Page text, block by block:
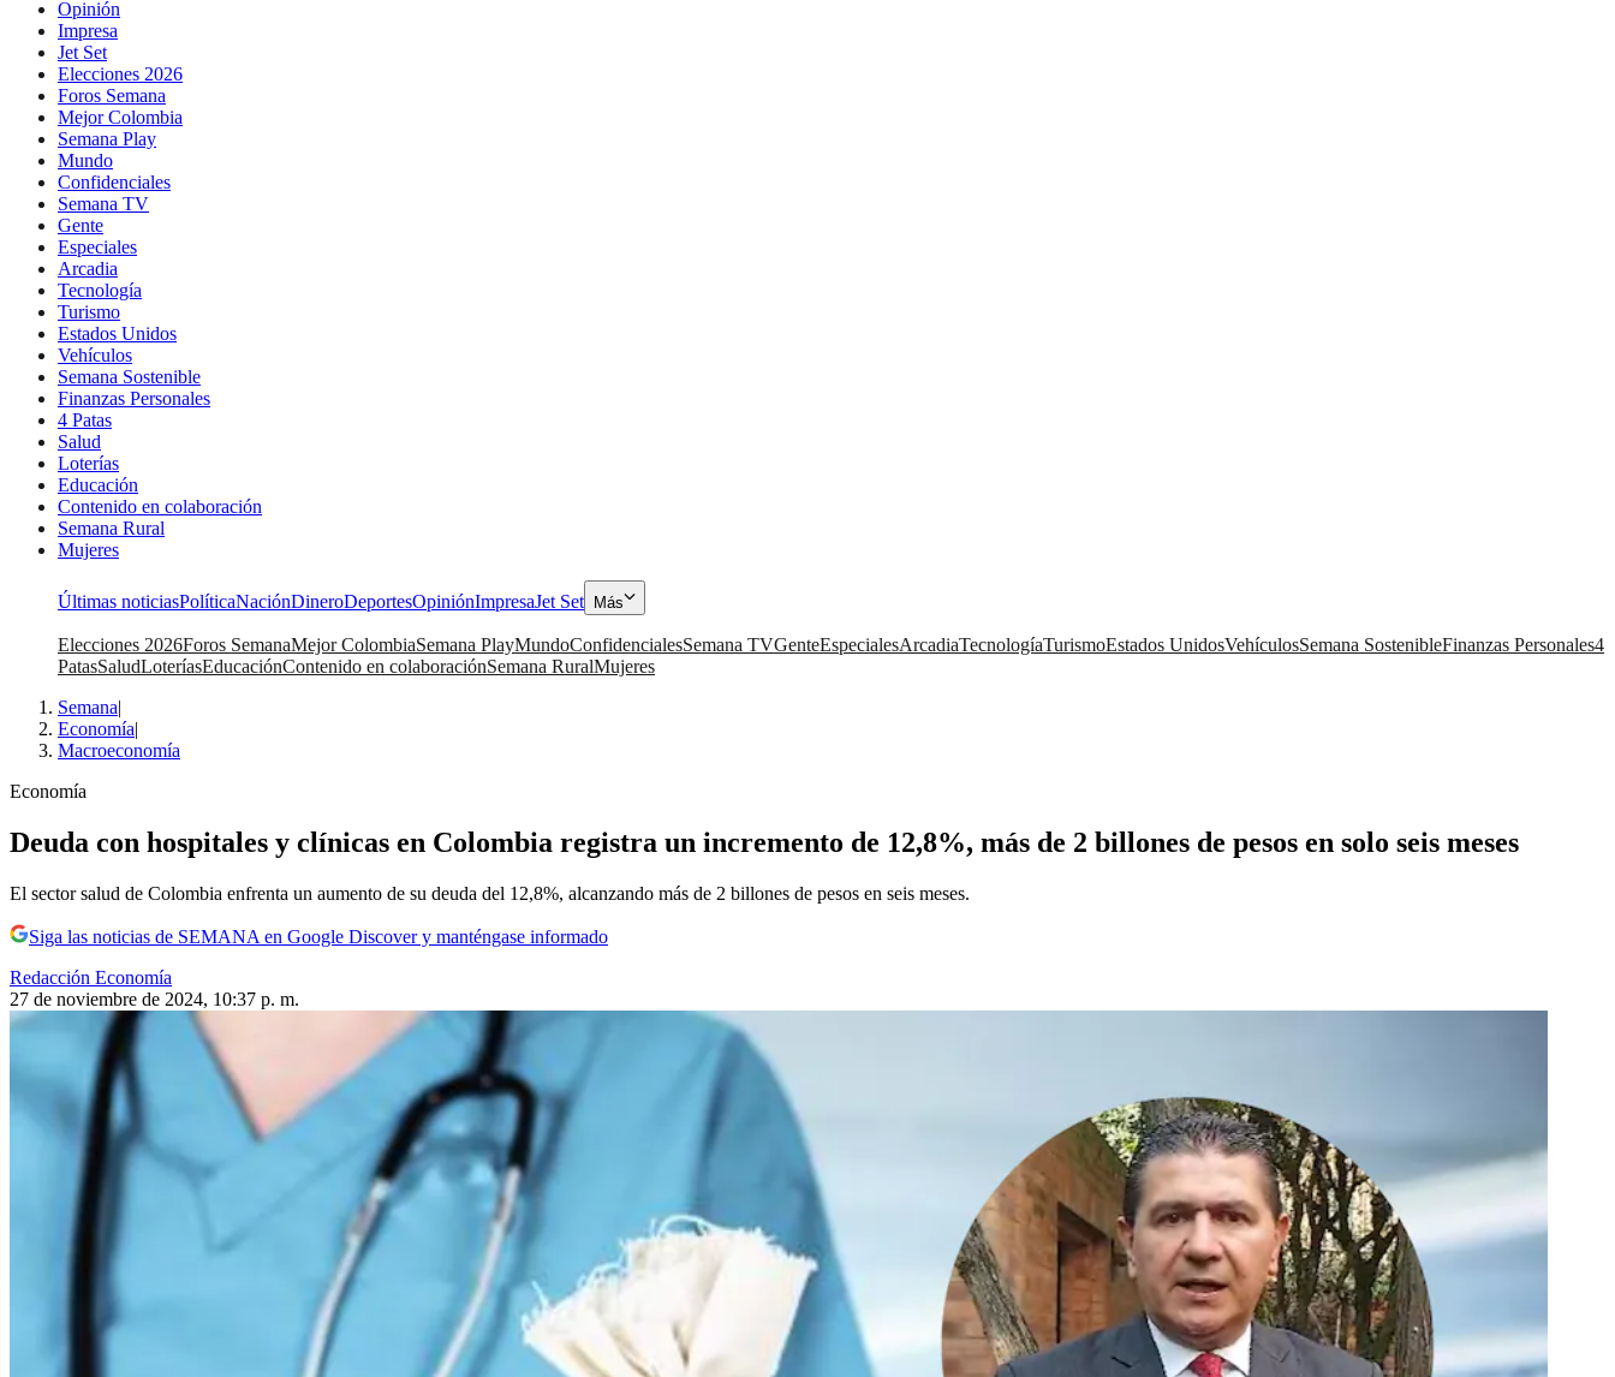
Opinión
Impresa
Jet Set
Elecciones 2026
Foros Semana
Mejor Colombia
Semana Play
Mundo
Confidenciales
Semana TV
Gente
Especiales
Arcadia
Tecnología
Turismo
Estados Unidos
Vehículos
Semana Sostenible
Finanzas Personales
4 Patas
Salud
Loterías
Educación
Contenido en colaboración
Semana Rural
Mujeres
Últimas noticiasPolíticaNaciónDineroDeportesOpiniónImpresaJet Set Más
Elecciones 2026Foros SemanaMejor ColombiaSemana PlayMundoConfidencialesSemana TVGenteEspecialesArcadiaTecnologíaTurismoEstados UnidosVehículosSemana SostenibleFinanzas Personales4
PatasSaludLoteríasEducaciónContenido en colaboraciónSemana RuralMujeres
Semana|
Economía|
Macroeconomía
Economía
Deuda con hospitales y clínicas en Colombia registra un incremento de 12,8%, más de 2 billones de pesos en solo seis meses
El sector salud de Colombia enfrenta un aumento de su deuda del 12,8%, alcanzando más de 2 billones de pesos en seis meses.
Siga las noticias de SEMANA en Google Discover y manténgase informado
Redacción Economía
27 de noviembre de 2024, 10:37 p. m.